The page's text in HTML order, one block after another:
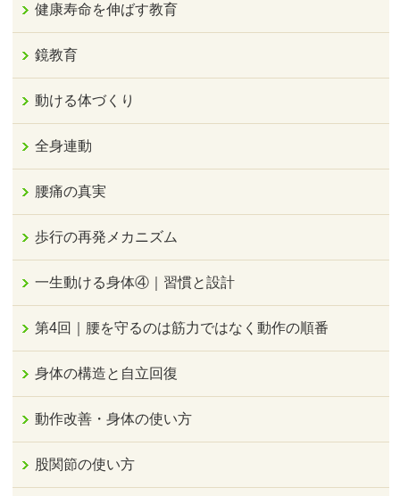
健康寿命を伸ばす教育
鏡教育
動ける体づくり
全身連動
腰痛の真実
歩行の再発メカニズム
一生動ける身体④｜習慣と設計
第4回｜腰を守るのは筋力ではなく動作の順番
身体の構造と自立回復
動作改善・身体の使い方
股関節の使い方